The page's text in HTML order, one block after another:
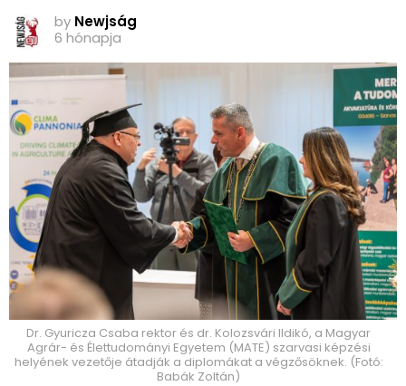
by Newjság
6 hónapja
Dr. Gyuricza Csaba rektor és dr. Kolozsvári Ildikó, a Magyar
Agrár- és Élettudományi Egyetem (MATE) szarvasi képzési
helyének vezetője átadják a diplomákat a végzősöknek. (Fotó:
Babák Zoltán)